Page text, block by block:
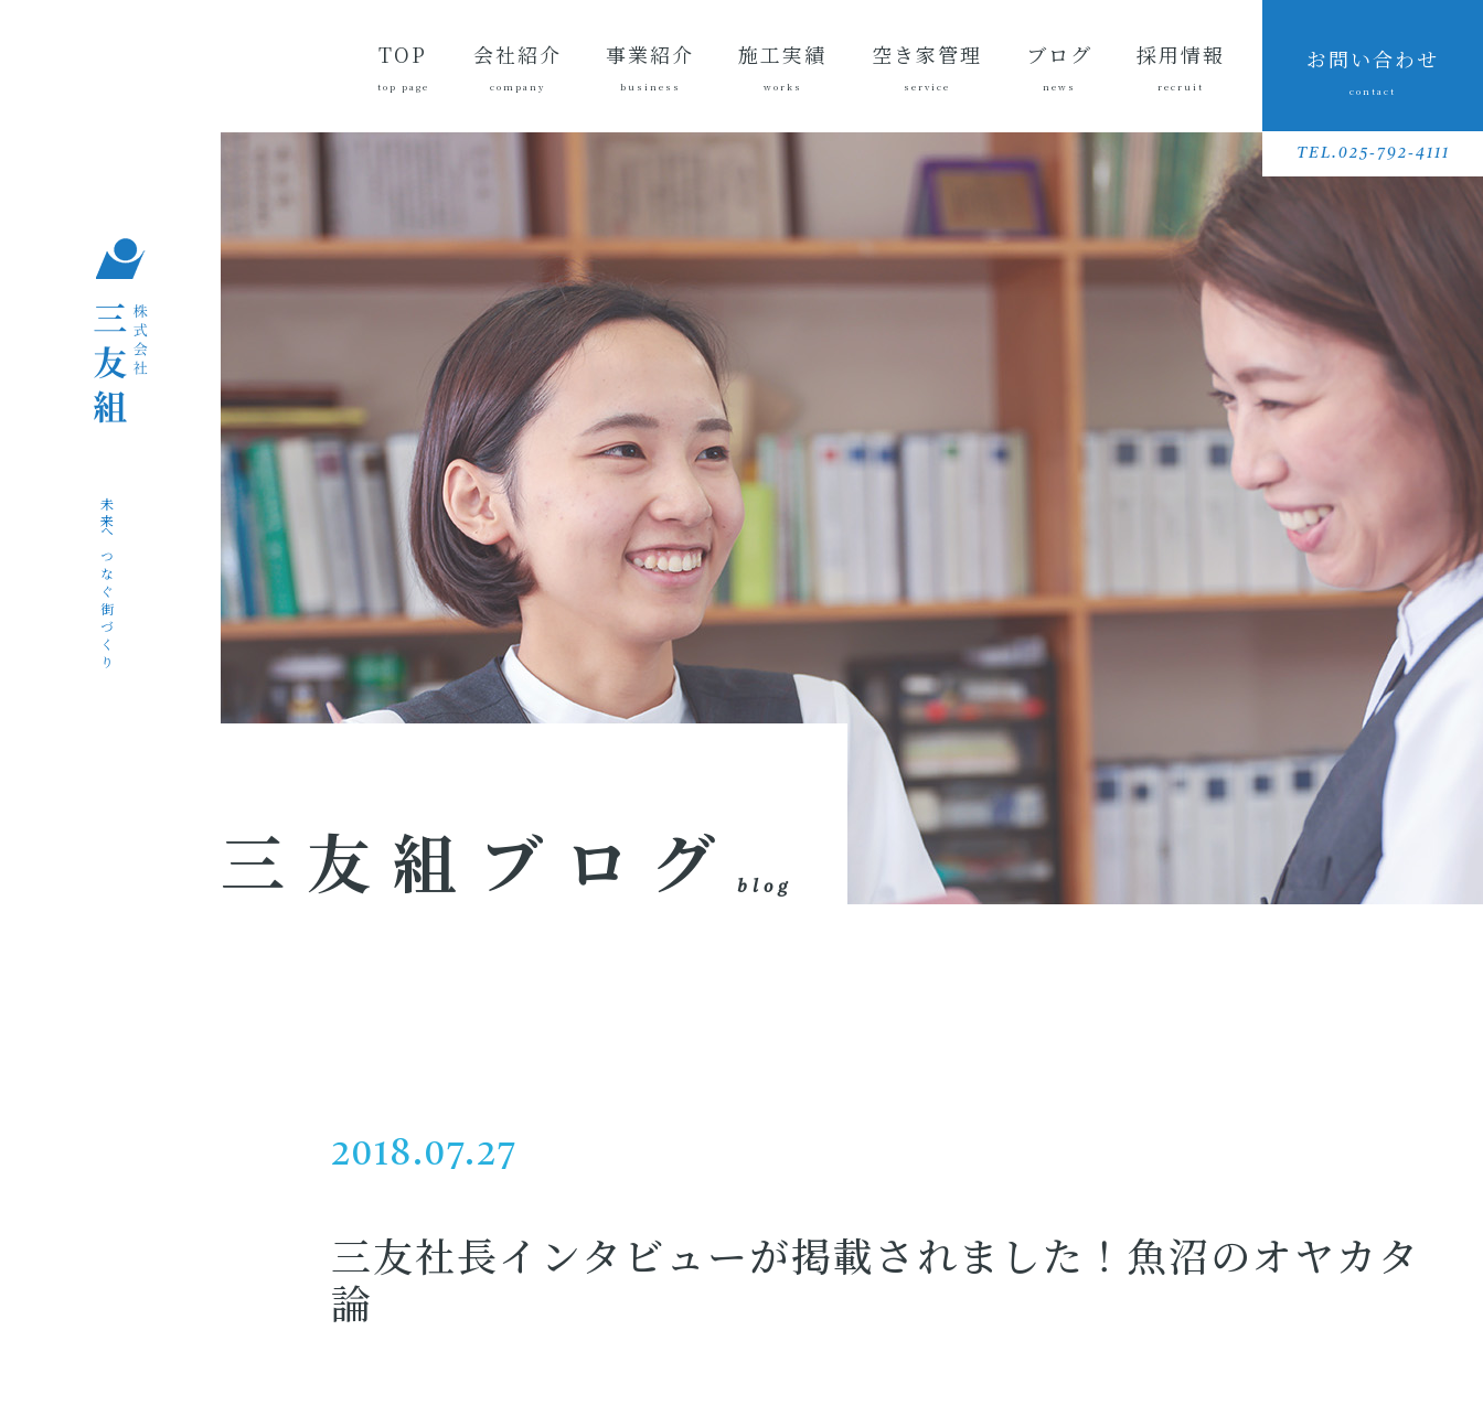
未来へつなぐ街づくり
TOP
top page
会社紹介
company
つ
事業紹介
business
施工実績
works
績
績
空き家管理
service
ービスとは？
動内容
流れ
ブログ
news
ログ
ブログ
風景
採用情報
recruit
ージ
くというこ
三友組
厚生・社内
動画
ンタビュー
るお問い合
お問い合わせ
contact
TEL.025-792-4111
三友組ブログ blog
2018.07.27
三友社長インタビューが掲載されました！魚沼のオヤカタ
論